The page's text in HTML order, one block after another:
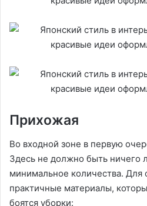
Прихожая
Во входной зоне в первую
Здесь не должно быть ничего
минимальное количества. Для
практичные материалы,
боятся уборки: